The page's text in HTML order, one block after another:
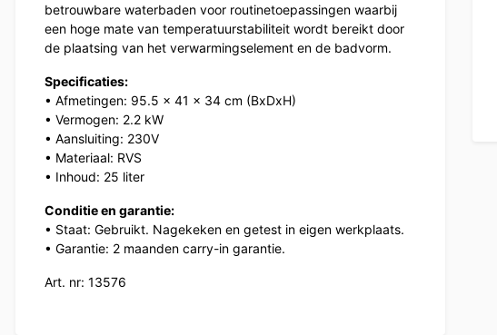
betrouwbare waterbaden voor routinetoepassingen waarbij
een hoge mate van temperatuurstabiliteit wordt bereikt door
de plaatsing van het verwarmingselement en de badvorm.
Specificaties:
• Afmetingen: 95.5 x 41 x 34 cm (BxDxH)
• Vermogen: 2.2 kW
• Aansluiting: 230V
• Materiaal: RVS
• Inhoud: 25 liter
Conditie en garantie:
• Staat: Gebruikt. Nagekeken en getest in eigen werkplaats.
• Garantie: 2 maanden carry-in garantie.
Art. nr: 13576